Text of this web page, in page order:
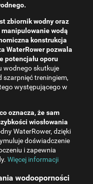
zbiornik wodny oraz
wodą
konstrukcja
WaterRower pozwala
potencjału oporu
wodnego skutkuje
szarpnięć treningiem,
występującego w
oznacza, że ​​sam
wiosłowania
WaterRower, dzięki
doświadczenie
i zapewnia
Więcej informacji
wodooporności